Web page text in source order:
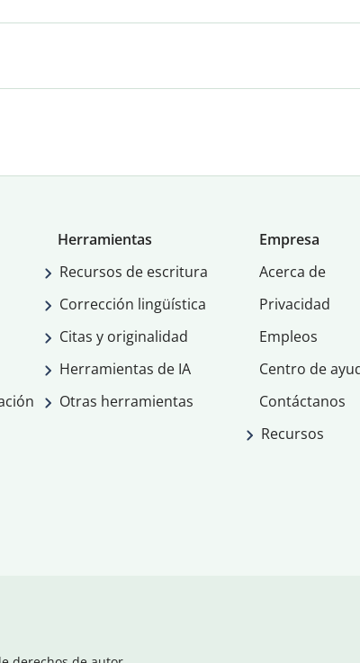
Herramientas
Recursos de escritura
Corrección lingüística
Citas y originalidad
Herramientas de IA
Otras herramientas
Empresa
Acerca de
Privacidad
Empleos
Centro de
Contáctanos
Recursos